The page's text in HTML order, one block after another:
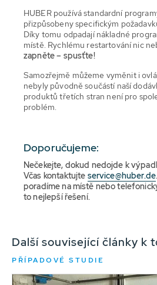
HUBER používá standardní
přizpůsobeny specifickým
Díky tomu odpadají nákladné
místě. Rychlému restartování nic
zapněte – spusťte!
Samozřejmě můžeme vyměnit i
nebyly původně součástí naší
produktů třetích stran není pro
problém.
Doporučujeme:
Nečekejte, dokud nedojde k
Včas kontaktujte service@huber.de
poradíme na místě nebo
to nejlepší řešení.
Další související články k
PŘÍPADOVÉ STUDIE